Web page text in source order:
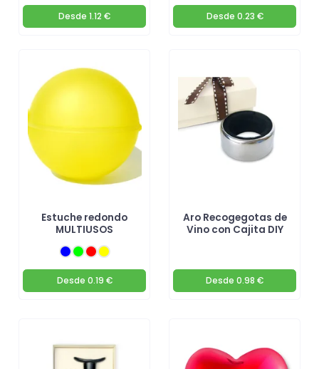
Desde 1.12 € Desde 0.23 €
Estuche redondo
MULTIUSOS
Desde 0.19 €
Aro Recogegotas de
Vino con Cajita DIY
Desde 0.98 €